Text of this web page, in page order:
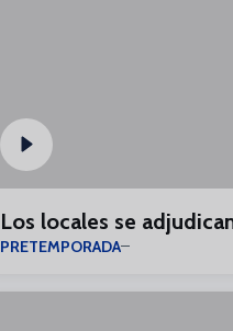
Los locales se
PRETEMPORADA